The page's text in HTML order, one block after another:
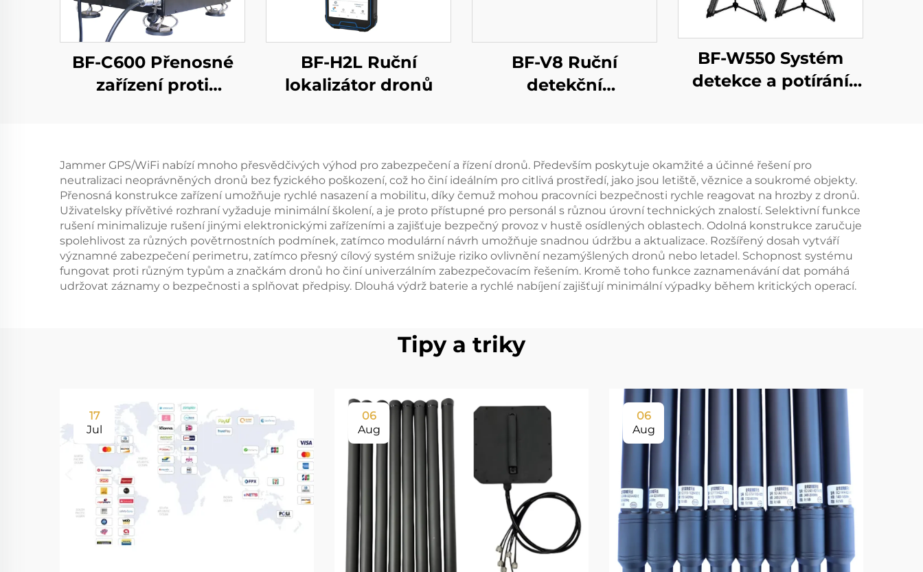
BF-C600 Přenosné
zařízení proti
BF-H2L Ruční
lokalizátor dronů
BF-V8 Ruční
detekční
BF-W550 Systém
detekce a potírání
Jammer GPS/WiFi nabízí mnoho přesvědčivých výhod pro zabezpečení a řízení dronů. Především poskytuje okamžité a účinné řešení pro
neutralizaci neoprávněných dronů bez fyzického poškození, což ho činí ideálním pro citlivá prostředí, jako jsou letiště, věznice a soukromé objekty.
Přenosná konstrukce zařízení umožňuje rychlé nasazení a mobilitu, díky čemuž mohou pracovníci bezpečnosti rychle reagovat na hrozby z dronů.
Uživatelsky přívětivé rozhraní vyžaduje minimální školení, a je proto přístupné pro personál s různou úrovní technických znalostí. Selektivní funkce
rušení minimalizuje rušení jinými elektronickými zařízeními a zajišťuje bezpečný provoz v hustě osídlených oblastech. Odolná konstrukce zaručuje
spolehlivost za různých povětrnostních podmínek, zatímco modulární návrh umožňuje snadnou údržbu a aktualizace. Rozšířený dosah vytváří
významné zabezpečení perimetru, zatímco přesný cílový systém snižuje riziko ovlivnění nezamýšlených dronů nebo letadel. Schopnost systému
fungovat proti různým typům a značkám dronů ho činí univerzálním zabezpečovacím řešením. Kromě toho funkce zaznamenávání dat pomáhá
udržovat záznamy o bezpečnosti a splňovat předpisy. Dlouhá výdrž baterie a rychlé nabíjení zajišťují minimální výpadky během kritických operací.
Tipy a triky
17
Jul
06
Aug
06
Aug